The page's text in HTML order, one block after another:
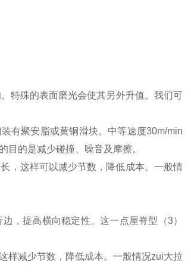
特殊的表面磨光会使其另外升值。我们可
有聚安脂或黄铜滑块。中等速度30m/min
的是减少碰撞、噪音及摩擦。
，这样可以减少节数，降低成本。一般情
，提高横向稳定性。这一点屋脊型（3）
样减少节数，降低成本。一般情况zui大拉